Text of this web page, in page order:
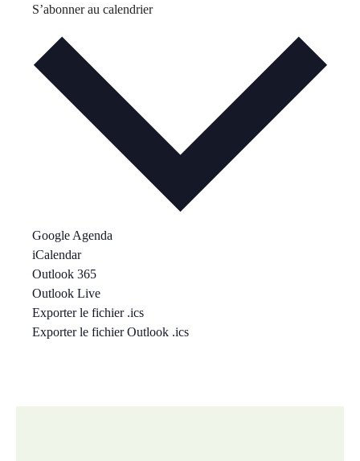
S’abonner au calendrier
Google Agenda
iCalendar
Outlook 365
Outlook Live
Exporter le fichier .ics
Exporter le fichier Outlook .ics